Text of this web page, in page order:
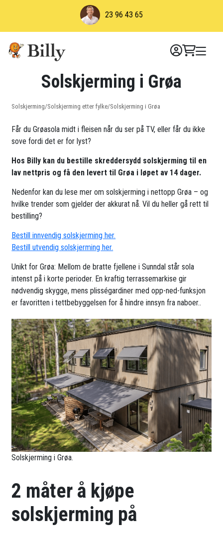
23 96 43 65
Solskjerming i Grøa
Solskjerming/Solskjerming etter fylke/Solskjerming i Grøa
Får du Grøasola midt i fleisen når du ser på TV, eller får du ikke
sove fordi det er for lyst?
Hos Billy kan du bestille skreddersydd solskjerming til en
lav nettpris og få den levert til Grøa i løpet av 14 dager.
Nedenfor kan du lese mer om solskjerming i nettopp Grøa – og
hvilke trender som gjelder der akkurat nå. Vil du heller gå rett til
bestilling?
Bestill innvendig solskjerming her.
Bestill utvendig solskjerming her.
Unikt for Grøa: Mellom de bratte fjellene i Sunndal står sola
intenst på i korte perioder. En kraftig terrassemarkise gir
nødvendig skygge, mens plisségardiner med opp-ned-funksjon
er favoritten i tettbebyggelsen for å hindre innsyn fra naboer..
Solskjerming i Grøa.
2 måter å kjøpe
solskjerming på